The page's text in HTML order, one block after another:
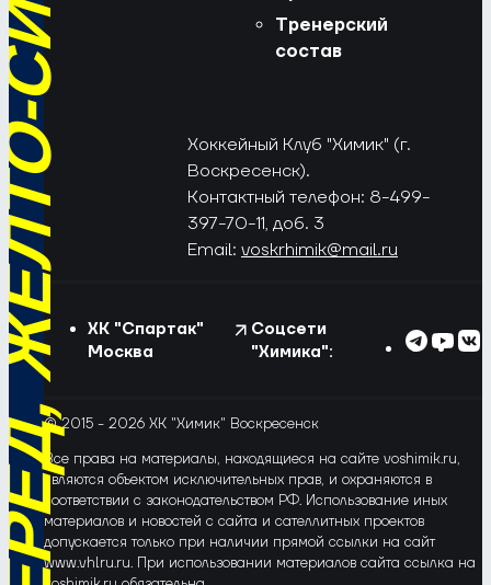
Тренерский
состав
Хоккейный Клуб "Химик" (г.
Воскресенск).
Контактный телефон: 8-499-
397-70-11, доб. 3
Email: voskrhimik@mail.ru
ХК "Спартак"
Москва
Соцсети
"Химика":
© 2015 - 2026 ХК "Химик" Воскресенск
Все права на материалы, находящиеся на сайте voshimik.ru,
являются объектом исключительных прав, и охраняются в
соответствии с законодательством РФ. Использование иных
материалов и новостей с сайта и сателлитных проектов
допускается только при наличии прямой ссылки на сайт
www.vhlru.ru. При использовании материалов сайта ссылка на